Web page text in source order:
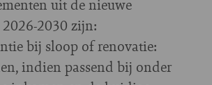
uit de nieuwe
2030 zijn:
bij sloop of renovatie:
indien passend bij onder